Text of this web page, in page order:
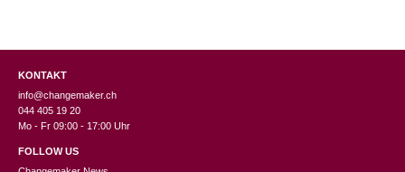
KONTAKT
info@changemaker.ch
044 405 19 20
Mo - Fr 09:00 - 17:00 Uhr
FOLLOW US